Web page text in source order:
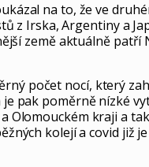
na to, že ve
z Irska, Argentiny a
země aktuálně patří
počet nocí, který
pak poměrně nízké
Olomouckém kraji a
kolejí a covid již